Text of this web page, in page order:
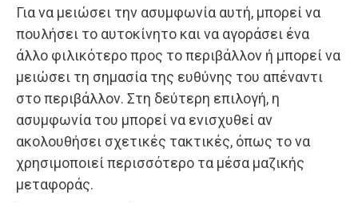
Για να μειώσει την ασυμφωνία αυτή, μπορεί να
πουλήσει το αυτοκίνητο και να αγοράσει ένα
άλλο φιλικότερο προς το περιβάλλον ή μπορεί να
μειώσει τη σημασία της ευθύνης του απέναντι
στο περιβάλλον. Στη δεύτερη επιλογή, η
ασυμφωνία του μπορεί να ενισχυθεί αν
ακολουθήσει σχετικές τακτικές, όπως το να
χρησιμοποιεί περισσότερο τα μέσα μαζικής
μεταφοράς.